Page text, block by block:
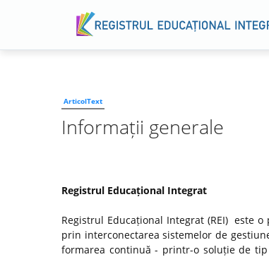
ArticolText
Informații generale
Registrul Educațional Integrat
Registrul Educațional Integrat (REI) este
prin interconectarea sistemelor de
formarea continuă - printr-o soluție de